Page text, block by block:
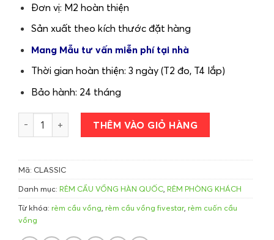
Đơn vị: M2 hoàn thiện
Sản xuất theo kích thước đặt hàng
Mang Mẫu tư vấn miễn phí tại nhà
Thời gian hoàn thiện: 3 ngày (T2 đo, T4 lắp)
Bảo hành: 24 tháng
Rèm cuốn Cầu Vồng hãng FIVESTAR mã CLASSIC số lượng
THÊM VÀO GIỎ HÀNG
Mã: CLASSIC
Danh mục: RÈM CẦU VỒNG HÀN QUỐC RÈM PHÒNG KHÁCH
Từ khóa: rèm cầu vồng rèm cầu vồng fivestar, rèm cuốn cầu
vồng